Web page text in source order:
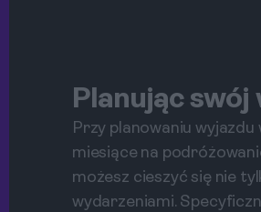
Planując swój
Przy planowaniu
miesiące na
możesz cieszyć się nie
wydarzeniami.